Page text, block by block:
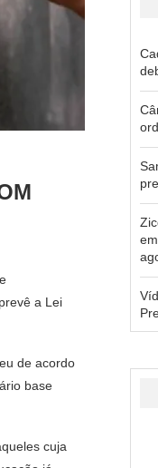
a Lei
de acordo
base
cuja